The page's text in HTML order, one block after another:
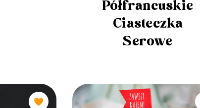
Półfrancuskie
Ciasteczka
Serowe
🧡